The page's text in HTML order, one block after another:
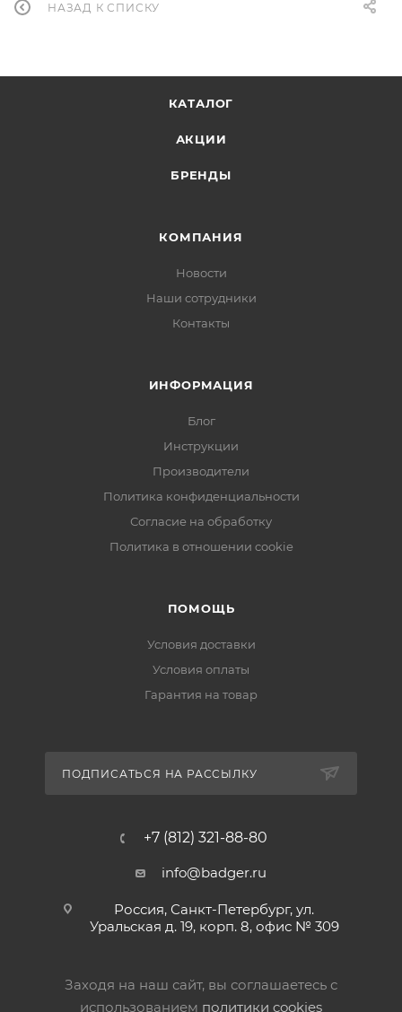
НАЗАД К СПИСКУ
КАТАЛОГ
АКЦИИ
БРЕНДЫ
КОМПАНИЯ
Новости
Наши сотрудники
Контакты
ИНФОРМАЦИЯ
Блог
Инструкции
Производители
Политика конфиденциальности
Согласие на обработку
Политика в отношении cookie
ПОМОЩЬ
Условия доставки
Условия оплаты
Гарантия на товар
ПОДПИСАТЬСЯ НА РАССЫЛКУ
+7 (812) 321-88-80
info@badger.ru
Россия, Санкт-Петербург, ул.
Уральская д. 19, корп. 8, офис № 309
Заходя на наш сайт, вы соглашаетесь с
использованием политики cookies